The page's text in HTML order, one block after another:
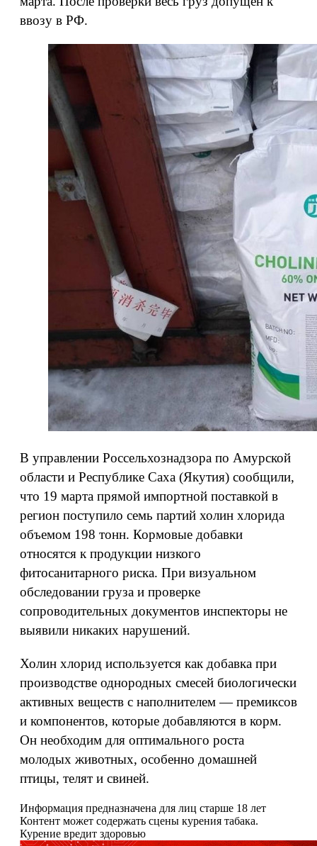
ввозу в РФ.
В управлении Россельхознадзора по Амурской
области и Республике Саха (Якутия) сообщили,
что 19 марта прямой импортной поставкой в
регион поступило семь партий холин хлорида
объемом 198 тонн. Кормовые добавки
относятся к продукции низкого
фитосанитарного риска. При визуальном
обследовании груза и проверке
сопроводительных документов инспекторы не
выявили никаких нарушений.
Холин хлорид используется как добавка при
производстве однородных смесей биологически
активных веществ с наполнителем — премиксов
и компонентов, которые добавляются в корм.
Он необходим для оптимального роста
молодых животных, особенно домашней
птицы, телят и свиней.
Информация предназначена для лиц старше 18 лет
Контент может содержать сцены курения табака.
Курение вредит здоровью